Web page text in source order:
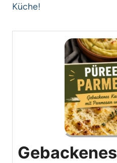
Küche!
Gebackenes